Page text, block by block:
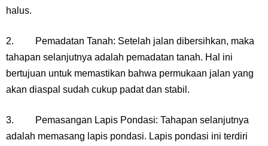
halus.
2. Pemadatan Tanah: Setelah jalan dibersihkan, maka
tahapan selanjutnya adalah pemadatan tanah. Hal ini
bertujuan untuk memastikan bahwa permukaan jalan yang
akan diaspal sudah cukup padat dan stabil.
3. Pemasangan Lapis Pondasi: Tahapan selanjutnya
adalah memasang lapis pondasi. Lapis pondasi ini terdiri